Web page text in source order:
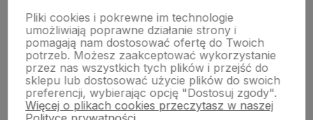
Informacje
O nas
Pliki cookies i pokrewne im technologie
umożliwiają poprawne działanie strony i
pomagają nam dostosować ofertę do Twoich
potrzeb. Możesz zaakceptować wykorzystanie
przez nas wszystkich tych plików i przejść do
sklepu lub dostosować użycie plików do swoich
preferencji, wybierając opcję "Dostosuj zgody".
Więcej o plikach cookies przeczytasz w naszej